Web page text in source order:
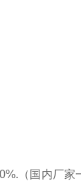
（国内厂家